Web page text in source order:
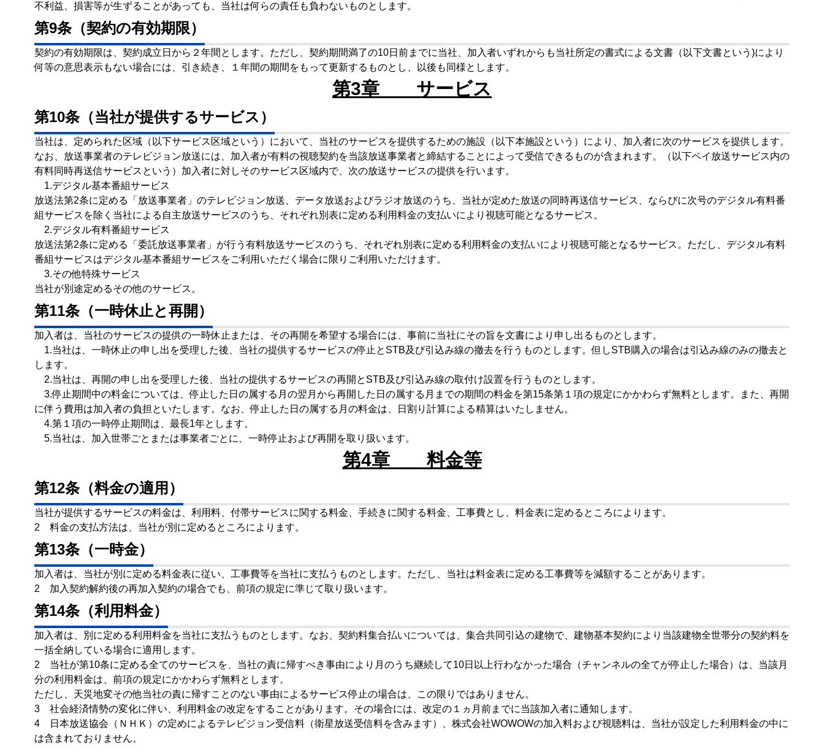
不利益、損害等が生ずることがあっても、当社は何らの責任も負わないものとします。
第9条（契約の有効期限）
契約の有効期限は、契約成立日から２年間とします。ただし、契約期間満了の10日前までに当社、加入者いずれからも当社所定の書式による文書（以下文書という)により
何等の意思表示もない場合には、引き続き、１年間の期間をもって更新するものとし、以後も同様とします。
第3章 サービス
第10条（当社が提供するサービス）
当社は、定められた区域（以下サービス区域という）において、当社のサービスを提供するための施設（以下本施設という）により、加入者に次のサービスを提供します。
なお、放送事業者のテレビジョン放送には、加入者が有料の視聴契約を当該放送事業者と締結することによって受信できるものが含まれます。（以下ペイ放送サービス内の
有料同時再送信サービスという）加入者に対しそのサービス区域内で、次の放送サービスの提供を行います。
1.デジタル基本番組サービス
放送法第2条に定める「放送事業者」のテレビジョン放送、データ放送およびラジオ放送のうち、当社が定めた放送の同時再送信サービス、ならびに次号のデジタル有料番
組サービスを除く当社による自主放送サービスのうち、それぞれ別表に定める利用料金の支払いにより視聴可能となるサービス。
2.デジタル有料番組サービス
放送法第2条に定める「委託放送事業者」が行う有料放送サービスのうち、それぞれ別表に定める利用料金の支払いにより視聴可能となるサービス。ただし、デジタル有料
番組サービスはデジタル基本番組サービスをご利用いただく場合に限りご利用いただけます。
3.その他特殊サービス
当社が別途定めるその他のサービス。
第11条（一時休止と再開）
加入者は、当社のサービスの提供の一時休止または、その再開を希望する場合には、事前に当社にその旨を文書により申し出るものとします。
1.当社は、一時休止の申し出を受理した後、当社の提供するサービスの停止とSTB及び引込み線の撤去を行うものとします。但しSTB購入の場合は引込み線のみの撤去と
します。
2.当社は、再開の申し出を受理した後、当社の提供するサービスの再開とSTB及び引込み線の取付け設置を行うものとします。
3.停止期間中の料金については、停止した日の属する月の翌月から再開した日の属する月までの期間の料金を第15条第１項の規定にかかわらず無料とします。また、再開
に伴う費用は加入者の負担といたします。なお、停止した日の属する月の料金は、日割り計算による精算はいたしません。
4.第１項の一時停止期間は、最長1年とします。
5.当社は、加入世帯ごとまたは事業者ごとに、一時停止および再開を取り扱います。
第4章 料金等
第12条（料金の適用）
当社が提供するサービスの料金は、利用料、付帯サービスに関する料金、手続きに関する料金、工事費とし、料金表に定めるところによります。
2 料金の支払方法は、当社が別に定めるところによります。
第13条（一時金）
加入者は、当社が別に定める料金表に従い、工事費等を当社に支払うものとします。ただし、当社は料金表に定める工事費等を減額することがあります。
2 加入契約解約後の再加入契約の場合でも、前項の規定に準じて取り扱います。
第14条（利用料金）
加入者は、別に定める利用料金を当社に支払うものとします。なお、契約料集合払いについては、集合共同引込の建物で、建物基本契約により当該建物全世帯分の契約料を
一括全納している場合に適用します。
2 当社が第10条に定める全てのサービスを、当社の責に帰すべき事由により月のうち継続して10日以上行わなかった場合（チャンネルの全てが停止した場合）は、当該月
分の利用料金は、前項の規定にかかわらず無料とします。
ただし、天災地変その他当社の責に帰すことのない事由によるサービス停止の場合は、この限りではありません。
3 社会経済情勢の変化に伴い、利用料金の改定をすることがあります。その場合には、改定の１ヵ月前までに当該加入者に通知します。
4 日本放送協会（ＮＨＫ）の定めによるテレビジョン受信料（衛星放送受信料を含みます）、株式会社WOWOWの加入料および視聴料は、当社が設定した利用料金の中に
は含まれておりません。